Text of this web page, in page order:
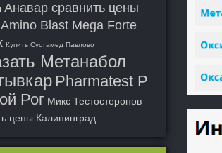
Анавар сравнить цены
Amino Blast Mega Forte
Купить Сустамед Павлово
Метанабол
Pharmatest P
Рог Микс Тестостеронов
цены Калининград